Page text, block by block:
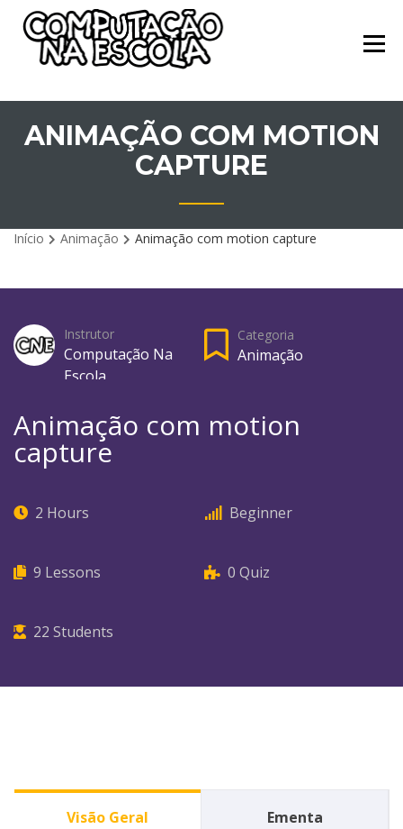
content
PARA TODOS
ANIMAÇÃO COM MOTION
CAPTURE
Início Animação Animação com motion capture
Instrutor
Computação Na
Escola
Categoria
Animação
Animação com motion
capture
2 Hours Beginner
9 Lessons 0 Quiz
22 Students
Visão Geral Ementa